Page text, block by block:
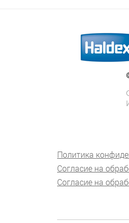
Политика
Согласие на
Согласие на